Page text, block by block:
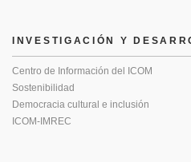
INVESTIGACIÓN Y
Centro de Información del ICOM
Sostenibilidad
Democracia cultural e inclusión
ICOM-IMREC